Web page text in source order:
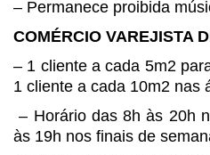
– Permanece proibida
COMÉRCIO VAREJISTA
– 1 cliente a cada 5m2
1 cliente a cada 10m2 nas
– Horário das 8h às 20h
às 19h nos finais de